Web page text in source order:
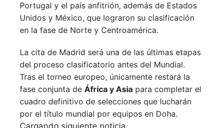
Portugal y el país anfitrión, además de Estados
Unidos y México, que lograron su clasificación
en la fase de Norte y Centroamérica.
La cita de Madrid será una de las últimas etapas
del proceso clasificatorio antes del Mundial.
Tras el torneo europeo, únicamente restará la
fase conjunta de África y Asia para completar el
cuadro definitivo de selecciones que lucharán
por el título mundial por equipos en Doha.